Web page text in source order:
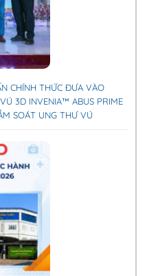
CHÍNH THỨC ĐƯA VÀO
3D INVENIA™ ABUS PRIME
SOÁT UNG THƯ VÚ